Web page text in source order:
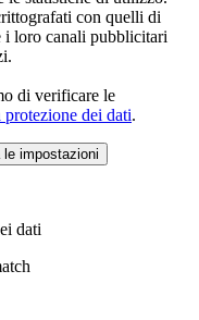
con quelli di
i loro canali pubblicitari
di verificare le
dei dati.
le impostazioni
dati